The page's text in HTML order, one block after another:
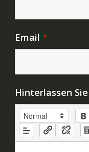
Email *
Hinterlassen